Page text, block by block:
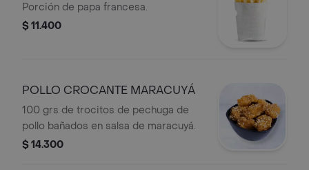
Porción de papa francesa.
$ 11.400
POLLO CROCANTE MARACUYÁ
100 grs de trocitos de pechuga de
pollo bañados en salsa de maracuyá.
$ 14.300